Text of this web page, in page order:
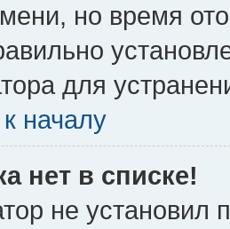
но время
для
началу
нет в списке!
не установил